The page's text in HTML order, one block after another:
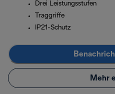
Drei Leistungsstufen
Traggriffe
IP21-Schutz
Mehr